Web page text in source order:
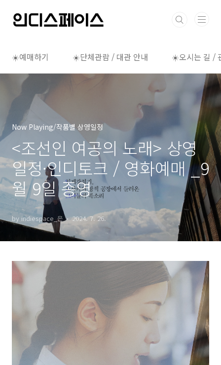
☀️예매하기 ☀️단체관람 / 대관 안내 ☀️오시는 길 /
Now Playing/작품별 상영일정
<조선인 여공의 노래> 상영
일정·인디토크 / 영화예매 _9
월 9일 종영
by indiespace_은 2024. 7. 26.